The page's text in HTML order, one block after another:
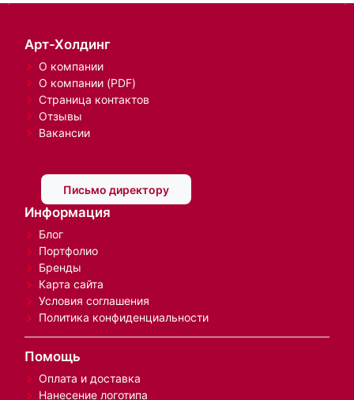
Арт-Холдинг
О компании
О компании (PDF)
Страница контактов
Отзывы
Вакансии
Письмо директору
Информация
Блог
Портфолио
Бренды
Карта сайта
Условия соглашения
Политика конфиденциальности
Помощь
Оплата и доставка
Нанесение логотипа